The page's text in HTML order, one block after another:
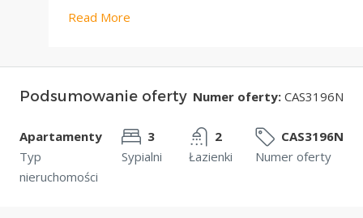
Read More
Podsumowanie oferty Numer oferty: CAS3196N
Apartamenty
Typ
nieruchomości
3
Sypialni
2
Łazienki
CAS3196N
Numer oferty